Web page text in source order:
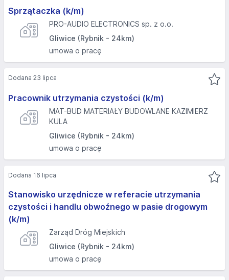
Sprzątaczka (k/m)
PRO-AUDIO ELECTRONICS sp. z o.o.
Gliwice (Rybnik - 24km)
umowa o pracę
Pracownik utrzymania czystości (k/m)
MAT-BUD MATERIAŁY BUDOWLANE KAZIMIERZ
KULA
Gliwice (Rybnik - 24km)
umowa o pracę
Dodana 23 lipca
Stanowisko urzędnicze w referacie utrzymania
czystości i handlu obwoźnego w pasie drogowym
(k/m)
Zarząd Dróg Miejskich
Gliwice (Rybnik - 24km)
umowa o pracę
Dodana 16 lipca